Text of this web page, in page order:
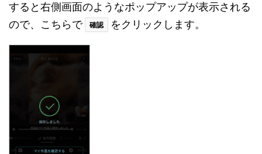
すると右側画面のようなポップアップが表示される
ので、こちらで
確認 をクリックします。